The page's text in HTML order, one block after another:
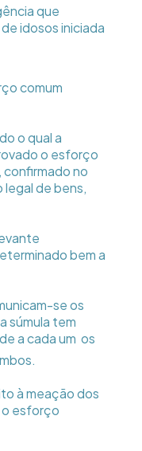
que
idosos iniciada
comum
o qual a
o esforço
confirmado no
de bens,
bem a
se os
súmula tem
a cada um  os
à meação dos
o esforço